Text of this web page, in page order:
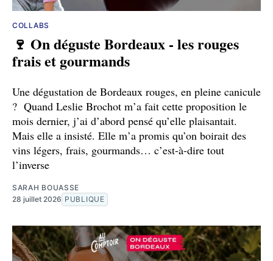
COLLABS
🍷 On déguste Bordeaux - les rouges
frais et gourmands
Une dégustation de Bordeaux rouges, en pleine canicule
? Quand Leslie Brochot m’a fait cette proposition le
mois dernier, j’ai d’abord pensé qu’elle plaisantait.
Mais elle a insisté. Elle m’a promis qu’on boirait des
vins légers, frais, gourmands… c’est-à-dire tout
l’inverse
SARAH BOUASSE
28 juillet 2026 PUBLIQUE